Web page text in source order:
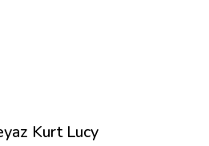
Kurt Lucy